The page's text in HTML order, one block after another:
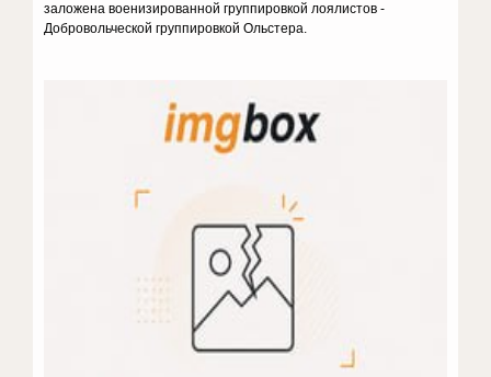
заложена военизированной группировкой лоялистов -
Добровольческой группировкой Ольстера.